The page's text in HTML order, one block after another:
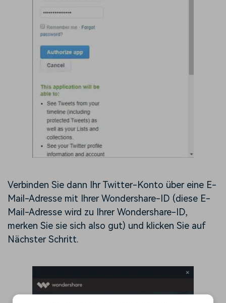
Verbinden Sie dann Ihr Twitter-Konto über eine E-
Mail-Adresse mit Ihrer Wondershare-ID (diese E-
Mail-Adresse wird zu Ihrer Wondershare-ID,
merken Sie sie sich also gut) und klicken Sie auf
Nächster Schritt.